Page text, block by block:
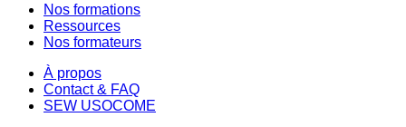
Nos formations
Ressources
Nos formateurs
À propos
Contact & FAQ
SEW USOCOME